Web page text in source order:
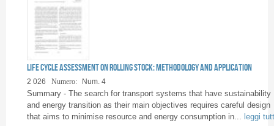
Life Cycle Assessment on rolling stock: methodology and application
2 026 Numero: Num. 4
Summary - The search for transport systems that have sustainability
and energy transition as their main objectives requires careful design
that aims to minimise resource and energy consumption in... leggi